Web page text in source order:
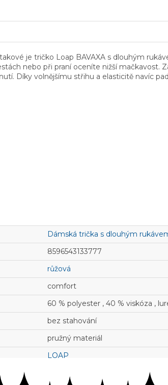
je tričko Loap BAVAXA s dlouhým
nebo při praní oceníte nižší mačkavost.
Díky volnějšímu střihu a elasticitě navíc
Dámská trička s dlouhým
8596543133777
růžová
comfort
60 % polyester , 40 % viskóza ,
bez stahování
pružný materiál
LOAP